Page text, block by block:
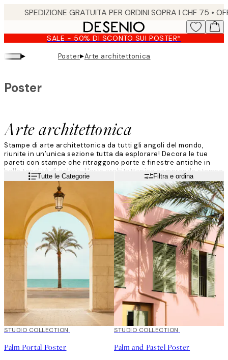
content.
SALE - 50% DI SCONTO SUI POSTER*
▸ Poster▸Arte architettonica
Arte architettonica
Poster
Stampe di arte architettonica da tutti gli angoli del mondo,
riunite in un’unica sezione tutta da esplorare! Decora le tue
pareti con stampe che ritraggono porte e finestre antiche in
belle tonalità di colore. L'arte architettonica comprende stampe
con edifici e luoghi famosi da tutto il mondo: esplora la
collezione per trovare la tua nuova stampa preferita.
Leggi di piùTutte le Categorie Filtra e ordina
50%*
STUDIO COLLECTION
Palm Portal Poster
50%*
STUDIO COLLECTION
Palm and Pastel Poster